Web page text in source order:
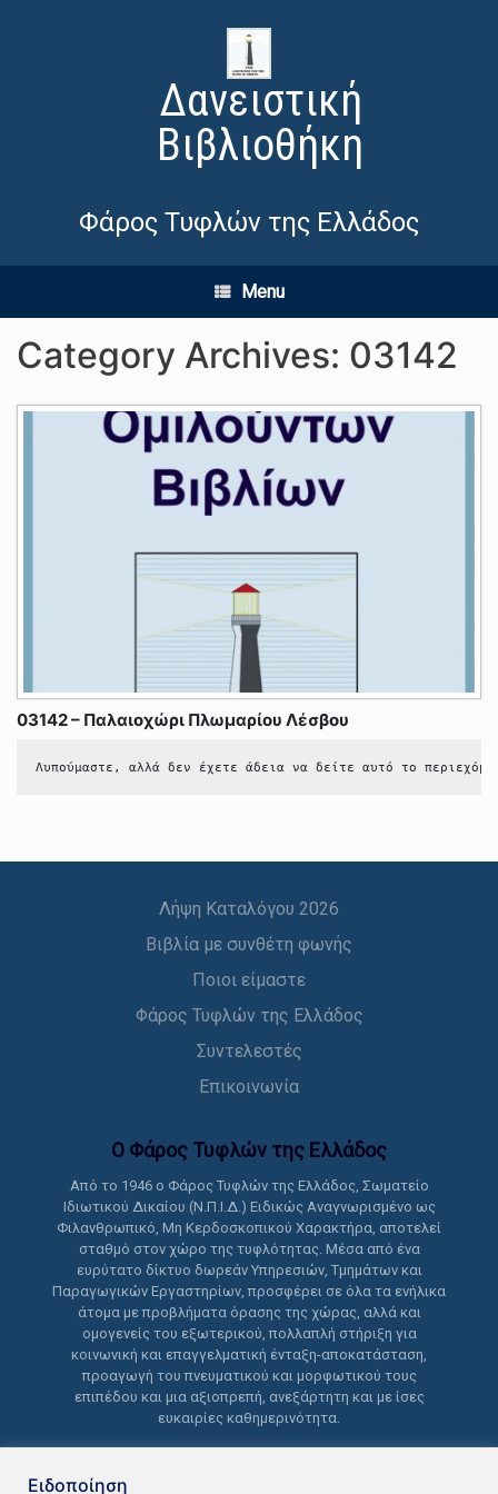
Δανειστική
Βιβλιοθήκη
Φάρος Τυφλών της Ελλάδος
Menu
Category Archives: 03142
03142 – Παλαιοχώρι Πλωμαρίου Λέσβου
Λυπούμαστε, αλλά δεν έχετε άδεια να δείτε αυτό το
Λήψη Καταλόγου 2026
Βιβλία με συνθέτη φωνής
Ποιοι είμαστε
Φάρος Τυφλών της Ελλάδος
Συντελεστές
Επικοινωνία
Ο Φάρος Τυφλών της Ελλάδoς
Από το 1946 ο Φάρος Τυφλών της Ελλάδος, Σωματείο
Ιδιωτικού Δικαίου (Ν.Π.Ι.Δ.) Ειδικώς Αναγνωρισμένο ως
Φιλανθρωπικό, Μη Κερδοσκοπικού Χαρακτήρα, αποτελεί
σταθμό στον χώρο της τυφλότητας. Μέσα από ένα
ευρύτατο δίκτυο δωρεάν Υπηρεσιών, Τμημάτων και
Παραγωγικών Εργαστηρίων, προσφέρει σε όλα τα ενήλικα
άτομα με προβλήματα όρασης της χώρας, αλλά και
ομογενείς του εξωτερικού, πολλαπλή στήριξη για
κοινωνική και επαγγελματική ένταξη-αποκατάσταση,
προαγωγή του πνευματικού και μορφωτικού τους
επιπέδου και μια αξιοπρεπή, ανεξάρτητη και με ίσες
ευκαιρίες καθημερινότητα.
Ειδοποίηση